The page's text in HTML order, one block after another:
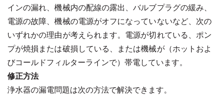
インの漏れ、機械内の配線の露出、バルブプラグの緩み、
電源の故障、機械の電源がオフになっていないなど、次の
いずれかの理由が考えられます。電源が切れている、ポン
プが焼損または破損している、または機械が（ホットおよ
びコールドフィルターラインで）帯電しています。
修正方法
浄水器の漏電問題は次の方法で解決できます。